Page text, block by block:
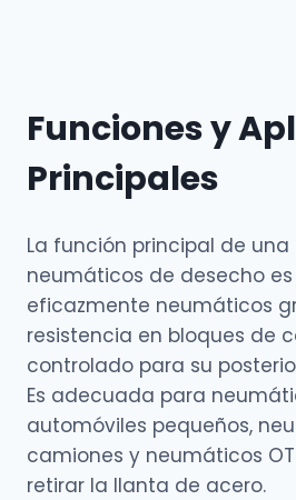
Funciones y
Principales
La función principal de
neumáticos de desecho
eficazmente neumáticos
resistencia en bloques de
controlado para su
Es adecuada para
automóviles pequeños,
camiones y neumáticos
retirar la llanta de acero.